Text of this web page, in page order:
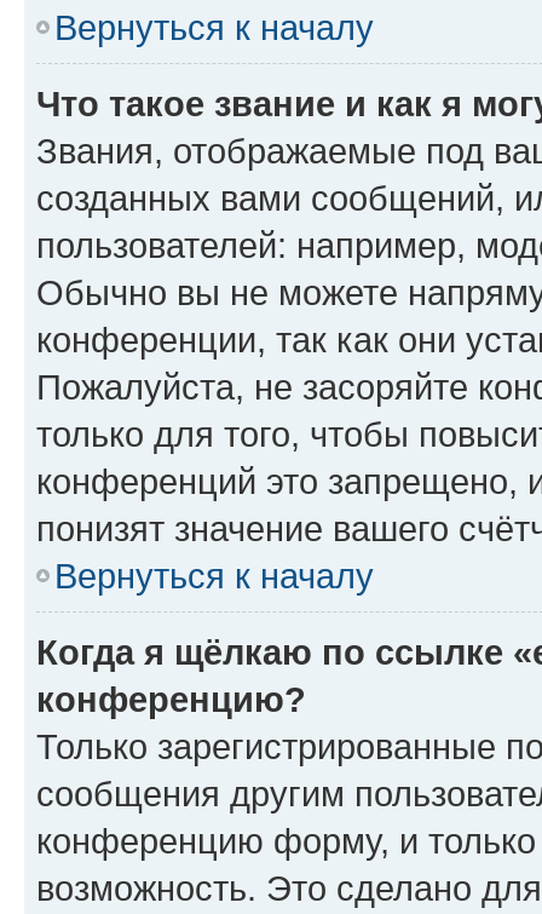
Вернуться к началу
Что такое звание и как я
Звания, отображаемые под
созданных вами сообщений,
пользователей: например,
Обычно вы не можете
конференции, так как они
Пожалуйста, не засоряйте
только для того, чтобы
конференций это запрещено,
понизят значение вашего
Вернуться к началу
Когда я щёлкаю по ссылке
конференцию?
Только зарегистрированные
сообщения другим
конференцию форму, и
возможность. Это сделано